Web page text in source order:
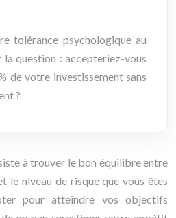
tolérance psychologique au
la question : accepteriez-vous
de votre investissement sans
?
à trouver le bon équilibre entre
le niveau de risque que vous êtes
pour atteindre vos objectifs